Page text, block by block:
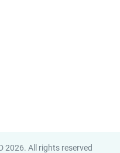
2026. All rights reserved